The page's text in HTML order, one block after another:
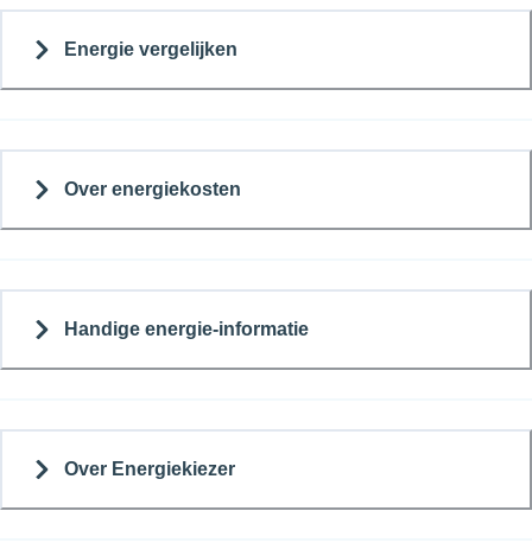
Energie vergelijken
Over energiekosten
Handige energie-informatie
Over Energiekiezer